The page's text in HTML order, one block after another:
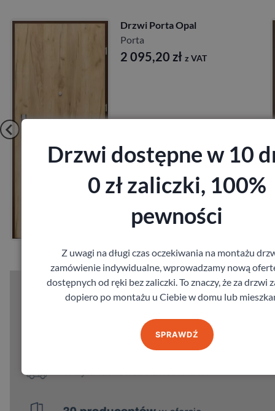
Drzwi Porta Akustyczne
27db
Porta
Zobacz
Zamów pomiar
Drzwi dostępne w 10
0 zł zaliczki, 100%
pewności
Z uwagi na długi czas oczekiwania na montażu
zamówienie indywidualne, wprowadzamy nową
dostępnych od ręki bez zaliczki. To znaczy, że za drzwi
dopiero po montażu u Ciebie w domu lub
SPRAWDŹ